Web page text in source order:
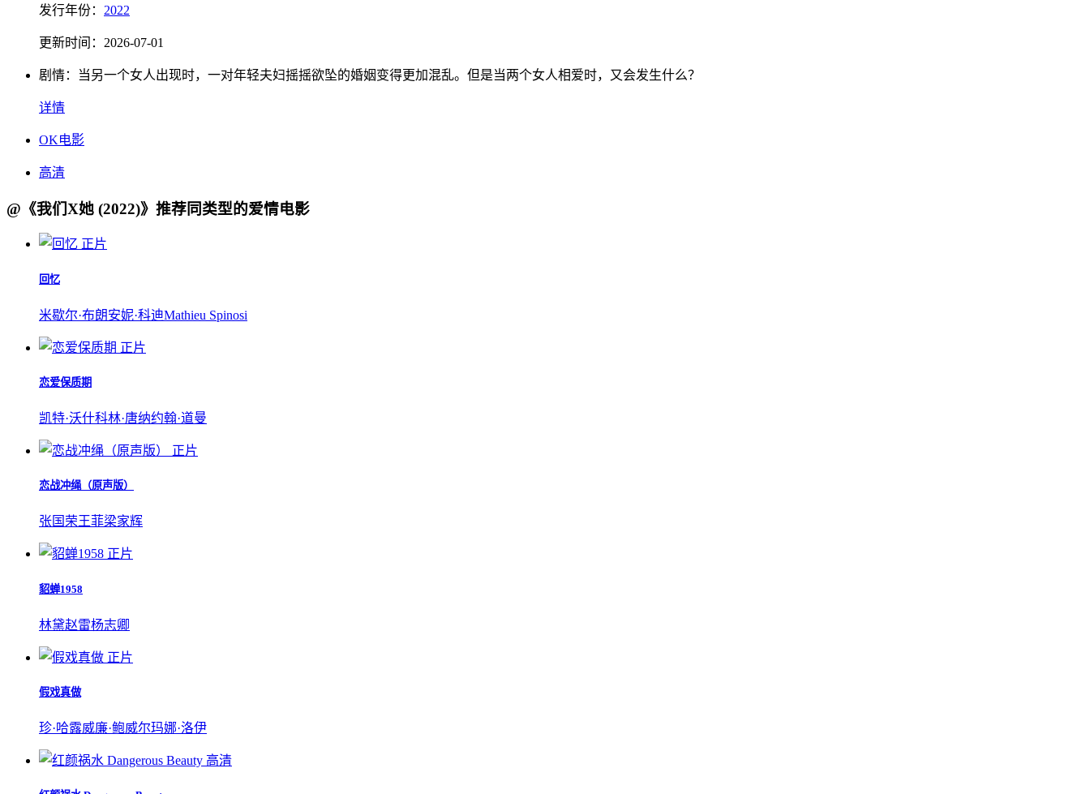
发行年份： 2022
更新时间： 2026-07-01
剧情： 当另一个女人出现时，一对年轻夫妇摇摇欲坠的婚姻变得更加混乱。但是当两个女人相爱时，又会发生什么？
详情
OK电影
高清
@《我们X她 (2022)》推荐同类型的爱情电影
正片
回忆
米歇尔·布朗安妮·科迪Mathieu Spinosi
正片
恋爱保质期
凯特·沃什科林·唐纳约翰·道曼
正片
恋战冲绳（原声版）
张国荣王菲梁家辉
正片
貂蝉1958
林黛赵雷杨志卿
正片
假戏真做
珍·哈露威廉·鲍威尔玛娜·洛伊
高清